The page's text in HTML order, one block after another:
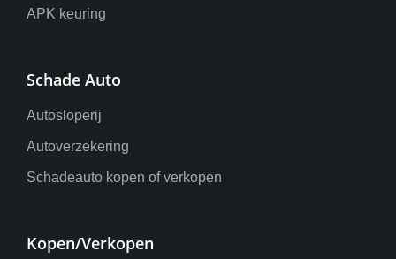
APK keuring
Schade Auto
Autosloperij
Autoverzekering
Schadeauto kopen of verkopen
Kopen/Verkopen